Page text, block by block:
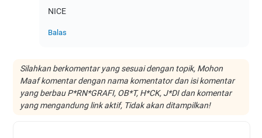
NICE
Balas
Silahkan berkomentar yang sesuai dengan topik, Mohon
Maaf komentar dengan nama komentator dan isi komentar
yang berbau P*RN*GRAFI, OB*T, H*CK, J*DI dan komentar
yang mengandung link aktif, Tidak akan ditampilkan!